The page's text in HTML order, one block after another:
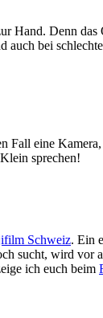
Hand. Denn
bei
Fall eine
sprechen!
Schweiz. Ein
sucht, wird vor
ich euch beim